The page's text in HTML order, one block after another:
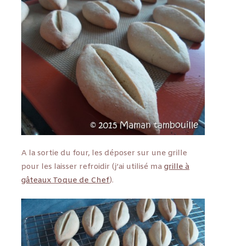
A la sortie du four, les déposer sur une grille
pour les laisser refroidir (j’ai utilisé magrille à
gâteaux Toque de Chef).